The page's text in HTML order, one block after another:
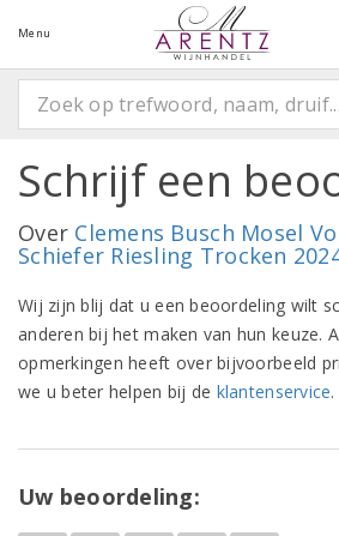
Menu
Schrijf een
Over Clemens Busch Mosel
Schiefer Riesling Trocken
Wij zijn blij dat u een beoordeling wilt
anderen bij het maken van hun keuze.
opmerkingen heeft over bijvoorbeeld
we u beter helpen bij de klantenservice.
Uw beoordeling: